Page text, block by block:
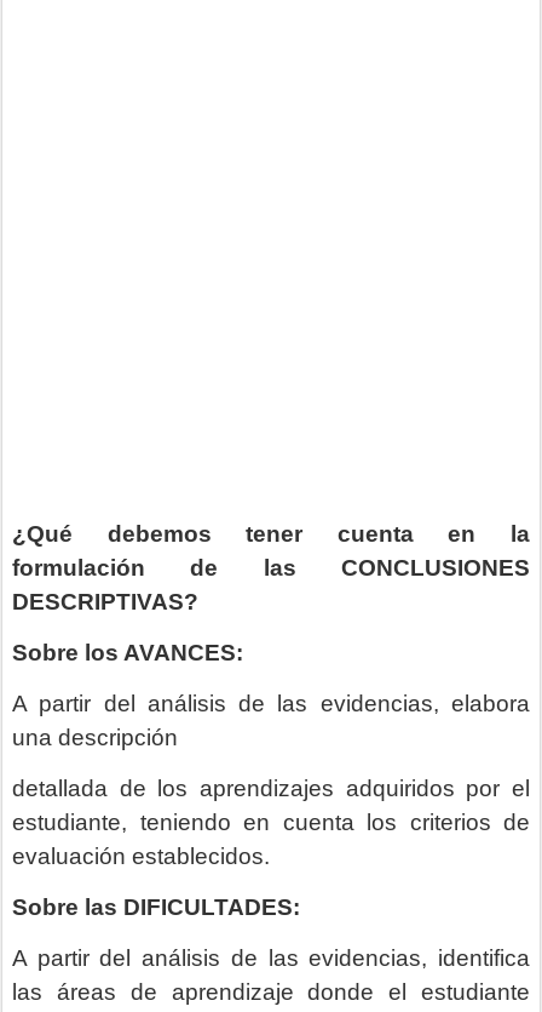
¿Qué debemos tener cuenta en la
formulaciónde las CONCLUSIONES
DESCRIPTIVAS?
Sobre los AVANCES:
A partir del análisis de las evidencias, elabora
una descripción
detallada de los aprendizajes adquiridos por el
estudiante, teniendo en cuenta los criterios de
evaluación establecidos.
Sobre las DIFICULTADES:
A partir del análisis de las evidencias, identifica
las áreas de aprendizaje donde el estudiante